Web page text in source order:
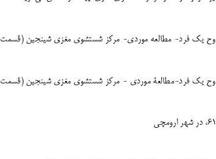
مطالعه موردی- مرکز شستشوی مغزی شینجین (قسمت ۲ از مجموعه ۳ قسمتی)
مطالعۀ موردی - مرکز شستشوی مغزی شینجین (قسمت ۱ از مجموعه ۳ ‌قسمتی)